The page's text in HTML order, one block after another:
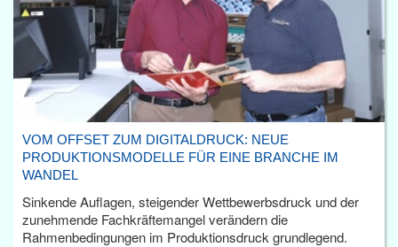
VOM OFFSET ZUM DIGITALDRUCK: NEUE
PRODUKTIONSMODELLE FÜR EINE BRANCHE IM
WANDEL
Sinkende Auflagen, steigender Wettbewerbsdruck und der
zunehmende Fachkräftemangel verändern die
Rahmenbedingungen im Produktionsdruck grundlegend.